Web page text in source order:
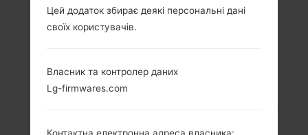
З СЕРІЇ LG K10 LTE
Цей додаток збирає деякі персональні дані
своїх користувачів.
Власник та контролер даних
Lg-firmwares.com
Контактна електронна адреса власника: